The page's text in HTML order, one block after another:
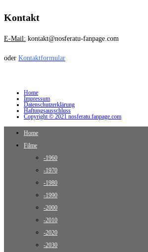
Kontakt
E-Mail: kontakt@nosferatu-fanpage.com
oder Kontaktformular
Home
Impressum
Datenschutzerklärung
Haftungsausschluss
Copyright © 2021 nosferatu.fanpage.com
Home
Filme
-1960
-1970
-1980
-1990
-2000
-2010
-2020
-2030